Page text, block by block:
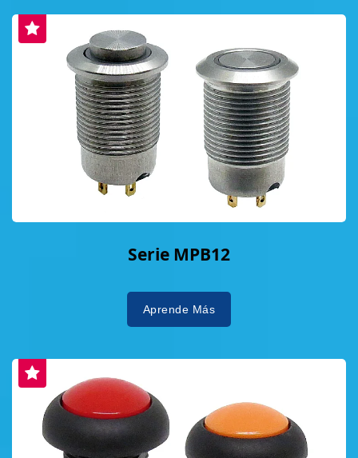
Serie MPB12
Aprende Más